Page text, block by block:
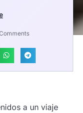
a un viaje